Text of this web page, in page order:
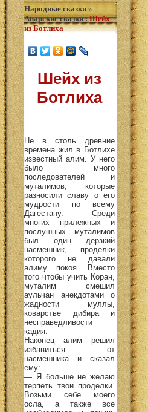
Народные сказки »
Аварские сказки: Шейх
из Ботлиха
Шейх из
Ботлиха
Не в столь древние
времена жил в Ботлихе
известный алим. У него
было много
последователей и
муталимов, которые
разносили славу о его
мудрости по всему
Дагестану. Среди
многих прилежных и
послушных муталимов
был один дерзкий
насмешник, проделки
которого не давали
алиму покоя. Вместо
того чтобы учить Коран,
муталим смешил
аульчан анекдотами о
жадности муллы,
коварстве дибира и
несправедливости
кадия.
Наконец алим решил
избавиться от
насмешника и сказал
ему:
— Я больше не желаю
терпеть твои проделки.
Возьми себе моего
осла, а также все